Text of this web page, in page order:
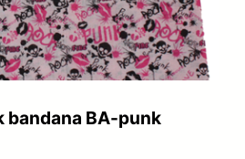
bandana BA-punk